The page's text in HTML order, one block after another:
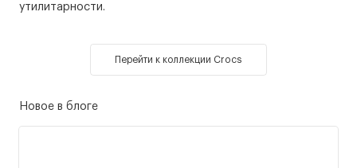
утилитарности.
Перейти к коллекции Crocs
Новое в блоге